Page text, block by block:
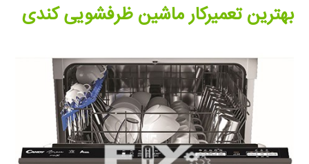
بهترین تعمیرکار ماشین ظرفشویی کندی